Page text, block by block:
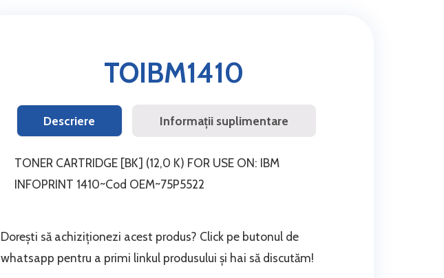
TOIBM1410
Descriere Informații suplimentare
TONER CARTRIDGE [BK] (12,0 K) FOR USE ON: IBM
INFOPRINT 1410~Cod OEM~75P5522
Dorești să achiziționezi acest produs? Click pe butonul de
whatsapp pentru a primi linkul produsului și hai să discutăm!